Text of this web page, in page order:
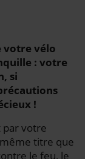
votre vélo
: votre
si
!
par votre
titre que
le feu, le